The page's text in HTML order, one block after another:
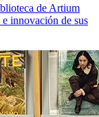
de Artium
innovación de sus